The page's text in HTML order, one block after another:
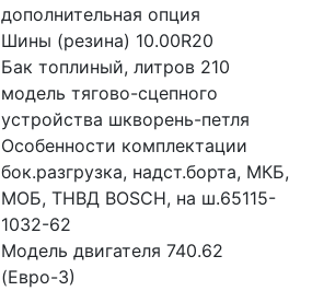
дополнительная опция
Шины (резина) 10.00R20
Бак топлиный, литров 210
модель тягово-сцепного
устройства шкворень-петля
Особенности комплектации
бок.разгрузка, надст.борта, МКБ,
МОБ, ТНВД BOSCH, на ш.65115-
1032-62
Модель двигателя 740.62
(Евро-3)